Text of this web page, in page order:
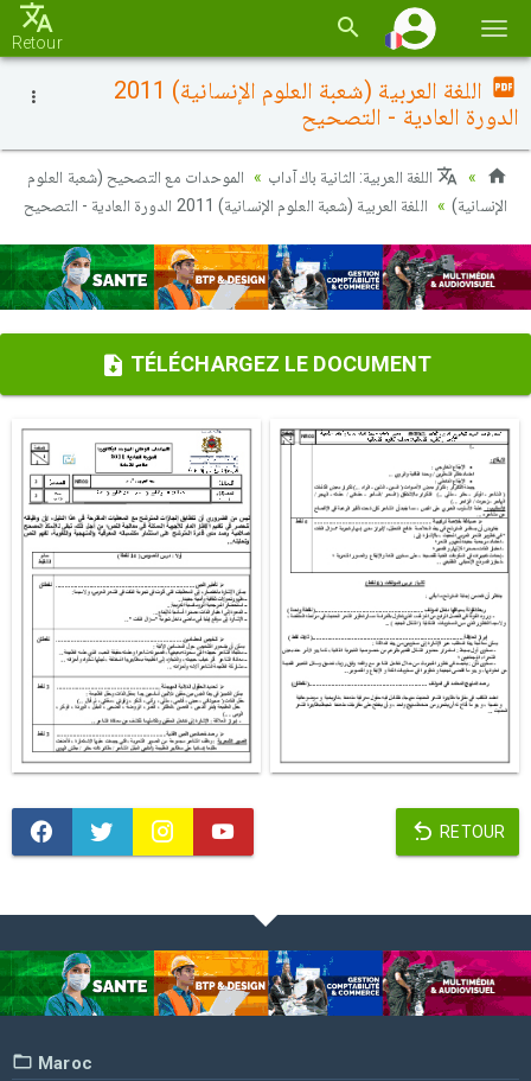
la
Retour
اللغة العربية (شعبة العلوم الإنسانية) 2011
الدورة العادية - التصحيح
اللغة العربية: الثانية باك آداب
الموحدات مع التصحيح (شعبة العلوم
الإنسانية)
اللغة العربية (شعبة العلوم الإنسانية) 2011 الدورة العادية - التصحيح
TÉLÉCHARGEZ LE DOCUMENT
RETOUR
Maroc